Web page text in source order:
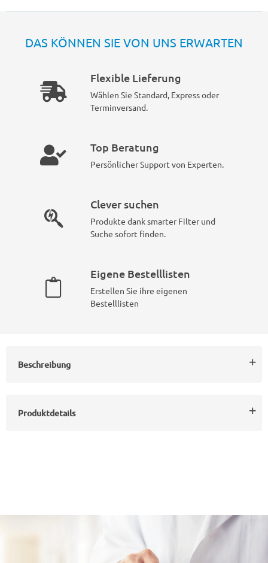
DAS KÖNNEN SIE VON UNS ERWARTEN
Flexible Lieferung
Wählen Sie Standard, Express oder
Terminversand.
Top Beratung
Persönlicher Support von Experten.
Clever suchen
Produkte dank smarter Filter und
Suche sofort finden.
Eigene Bestelllisten
Erstellen Sie ihre eigenen
Bestelllisten
Beschreibung
Produktdetails